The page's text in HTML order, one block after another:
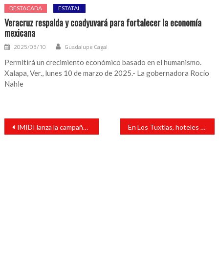
DESTACADA ESTATAL
Veracruz respalda y coadyuvará para fortalecer la economía
mexicana
2025/03/10 Guadalupe Cagal
Permitirá un crecimiento económico basado en el humanismo.
Xalapa, Ver., lunes 10 de marzo de 2025.- La gobernadora Rocío
Nahle
Navegación
entradas
IMIDI lanza la campaña #YoCambioLaHistoria En Los Tuxtlas, hoteles pedirán credencial a huéspedes para descartar que sean migrantes